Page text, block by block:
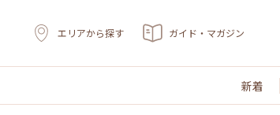
エリアから探す ガイド・マガジン
新着